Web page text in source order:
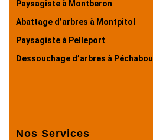
Paysagiste à Montberon
Abattage d’arbres à Montpitol
Paysagiste à Pelleport
Dessouchage d’arbres à Péchabou
Nos Services